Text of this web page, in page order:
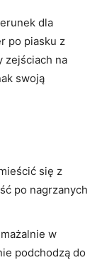
dla
po piasku z
zejściach na
swoją
się z
po nagrzanych
w
podchodzą do